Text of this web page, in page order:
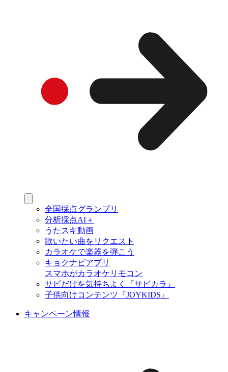
全国採点グランプリ
分析採点AI＋
うたスキ動画
歌いたい曲をリクエスト
カラオケで楽器を弾こう
キョクナビアプリ
スマホがカラオケリモコン
サビだけを気持ちよく『サビカラ』
子供向けコンテンツ『JOYKIDS』
キャンペーン情報